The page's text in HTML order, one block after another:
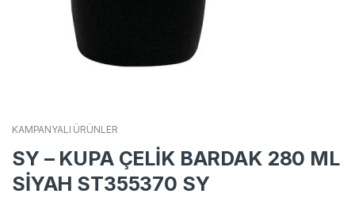
KAMPANYALI ÜRÜNLER
SY – KUPA ÇELİK BARDAK 280 ML
SİYAH ST355370 SY